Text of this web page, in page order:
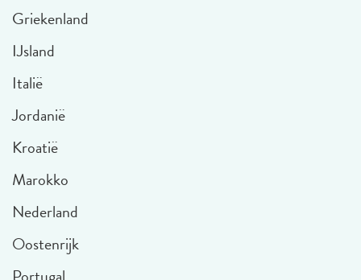
Griekenland
IJsland
Italië
Jordanië
Kroatië
Marokko
Nederland
Oostenrijk